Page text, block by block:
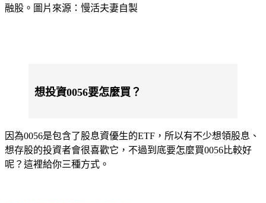
融股。圖片來源：慢活夫妻自製
想投資0056要怎麼買？
因為0056是包含了股息資優生的ETF，所以有不少想領股息、
想存股的投資者會很喜歡它，不過到底要怎麼買0056比較好
呢？這裡給你三種方式。